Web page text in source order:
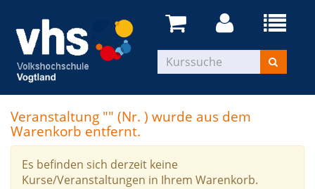
Veranstaltung "" (Nr. ) wurde aus dem
Warenkorb entfernt.
Es befinden sich derzeit keine
Kurse/Veranstaltungen in Ihrem Warenkorb.